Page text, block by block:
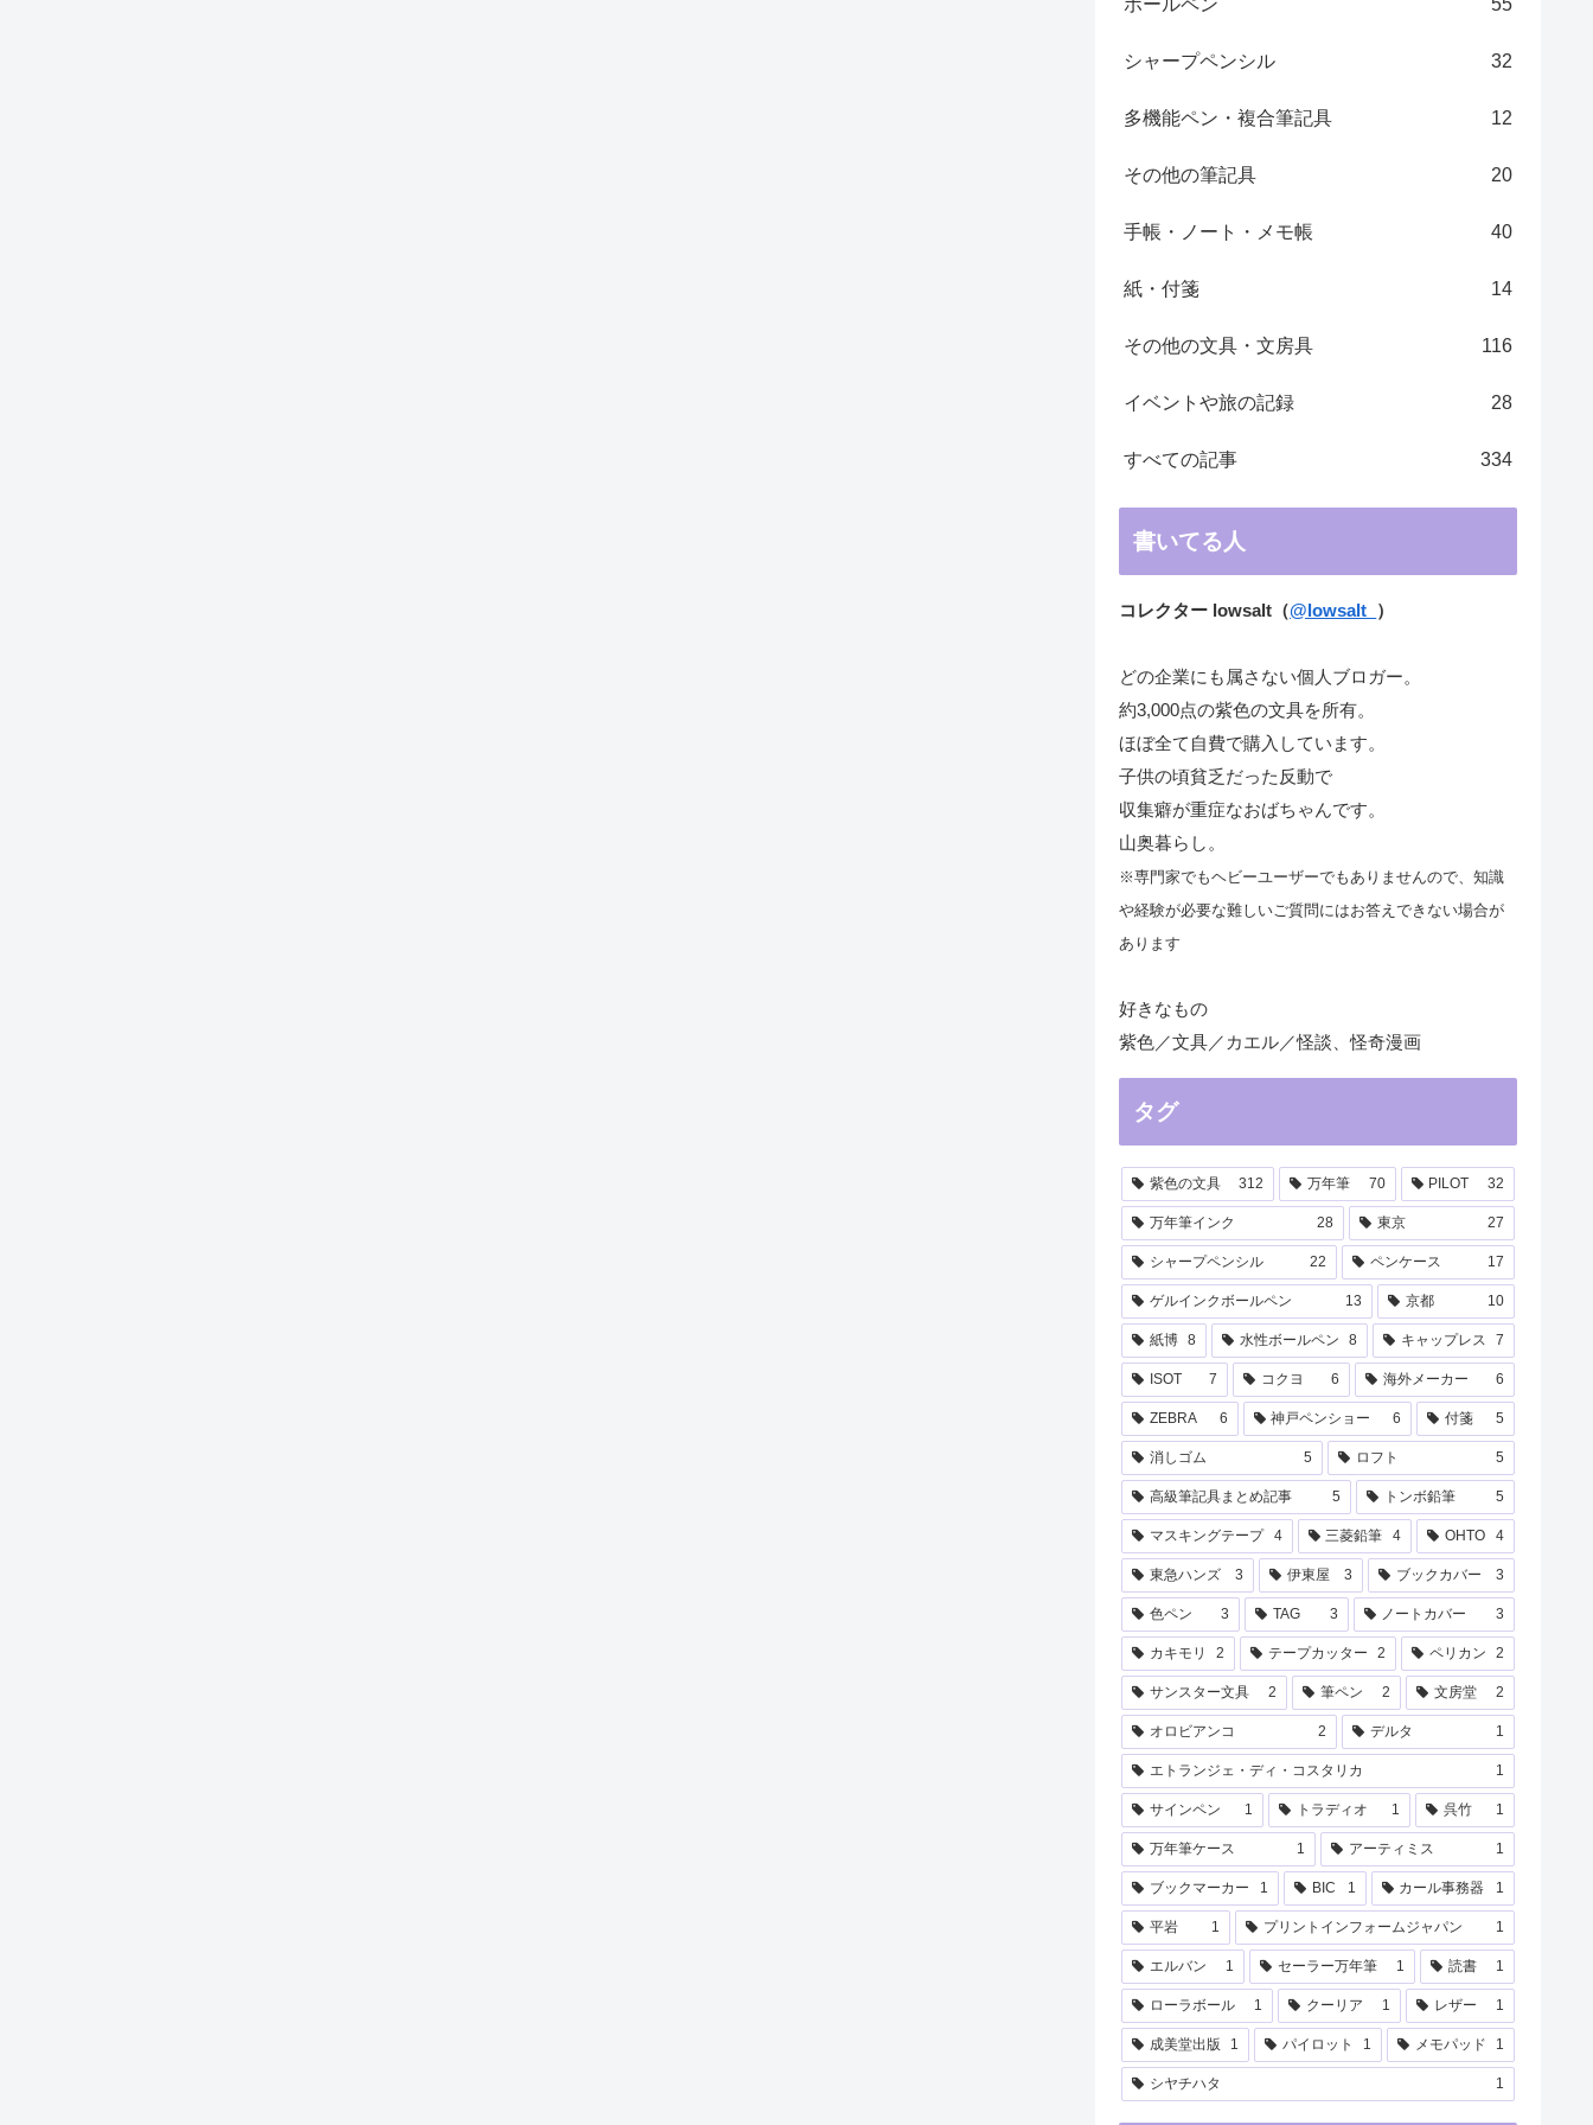
シャープペンシル 32
多機能ペン・複合筆記具 12
その他の筆記具 20
手帳・ノート・メモ帳 ​ 40
紙・付箋 14
その他の文具・文房具 116
イベントや旅の記録 28
すべての記事 334
書いてる人
コレクター lowsalt（@lowsalt_ ）
どの企業にも属さない個人ブロガー。
約3,000点の紫色の文具を所有。
ほぼ全て自費で購入しています。
子供の頃貧乏だった反動で
収集癖が重症なおばちゃんです。
山奥暮らし。
※専門家でもヘビーユーザーでもありませんので、知識
や経験が必要な難しいご質問にはお答えできない場合が
あります
好きなもの
紫色／文具／カエル／怪談、怪奇漫画
タグ
紫色の文具 312 万年筆 70 PILOT 32
万年筆インク 28 東京 27
シャープペンシル 22 ペンケース 17
ゲルインクボールペン 13 京都 10
紙博 8 水性ボールペン 8 キャップレス 7
ISOT 7 コクヨ 6 海外メーカー 6
ZEBRA 6 神戸ペンショー 6 付箋 5
消しゴム 5 ロフト 5
高級筆記具まとめ記事 5 トンボ鉛筆 5
マスキングテープ 4 三菱鉛筆 4 OHTO 4
東急ハンズ 3 伊東屋 3 ブックカバー 3
色ペン 3 TAG 3 ノートカバー 3
カキモリ 2 テープカッター 2 ペリカン 2
サンスター文具 2 筆ペン 2 文房堂 2
オロビアンコ 2 デルタ 1
エトランジェ・ディ・コスタリカ 1
サインペン 1 トラディオ 1 呉竹 1
万年筆ケース 1 アーティミス 1
ブックマーカー 1 BIC 1 カール事務器 1
平岩 1 プリントインフォームジャパン 1
エルバン 1 セーラー万年筆 1 読書 1
ローラボール 1 クーリア 1 レザー 1
成美堂出版 1 パイロット 1 メモパッド 1
シヤチハタ 1